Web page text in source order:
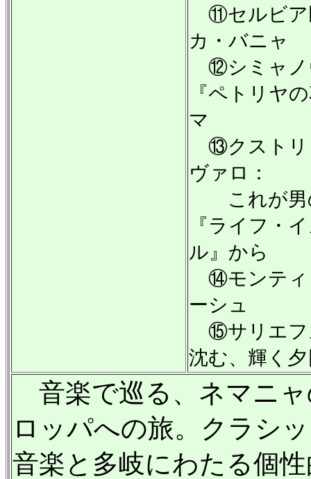
⑪セルビア
カ・バニャ
⑫シミャノ
『ペトリヤ
マ
⑬クストリ
ヴァロ：
これが男
『ライフ・
ル』から
⑭モンティ
ーシュ
⑮サリエフ
沈む、輝く夕
音楽で巡る、ネマニ
ロッパへの旅。クラシ
音楽と多岐にわたる個